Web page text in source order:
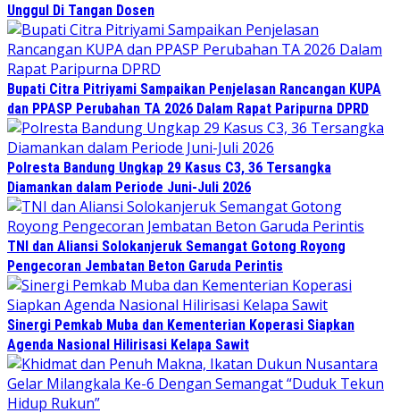
Unggul Di Tangan Dosen
Bupati Citra Pitriyami Sampaikan Penjelasan Rancangan KUPA
dan PPASP Perubahan TA 2026 Dalam Rapat Paripurna DPRD
Polresta Bandung Ungkap 29 Kasus C3, 36 Tersangka
Diamankan dalam Periode Juni-Juli 2026
TNI dan Aliansi Solokanjeruk Semangat Gotong Royong
Pengecoran Jembatan Beton Garuda Perintis
Sinergi Pemkab Muba dan Kementerian Koperasi Siapkan
Agenda Nasional Hilirisasi Kelapa Sawit